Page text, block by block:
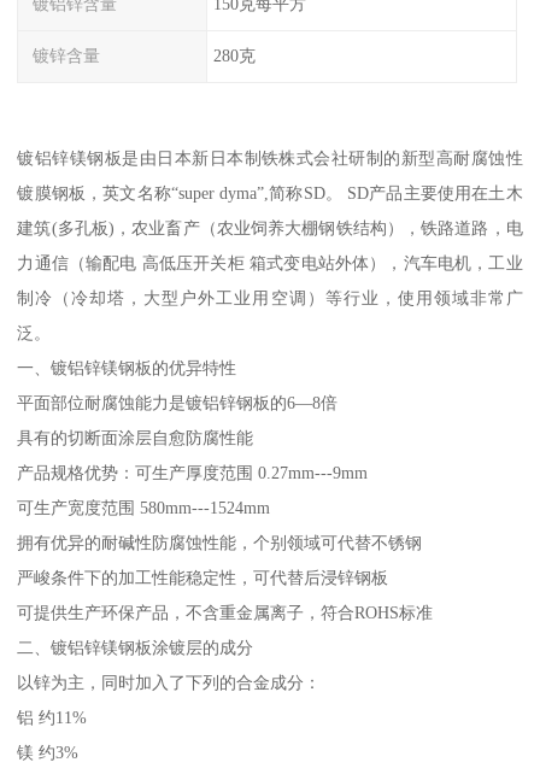
镀铝锌含量 150克每平方
镀锌含量 280克
镀铝锌镁钢板是由日本新日本制铁株式会社研制的新型高耐腐蚀性
镀膜钢板，英文名称“super dyma”,简称SD。 SD产品主要使用在土木
建筑(多孔板)，农业畜产（农业饲养大棚钢铁结构），铁路道路，电
力通信（输配电 高低压开关柜 箱式变电站外体），汽车电机，工业
制冷（冷却塔，大型户外工业用空调）等行业，使用领域非常广
泛。
一、镀铝锌镁钢板的优异特性
平面部位耐腐蚀能力是镀铝锌钢板的6—8倍
具有的切断面涂层自愈防腐性能
产品规格优势：可生产厚度范围 0.27mm---9mm
可生产宽度范围 580mm---1524mm
拥有优异的耐碱性防腐蚀性能，个别领域可代替不锈钢
严峻条件下的加工性能稳定性，可代替后浸锌钢板
可提供生产环保产品，不含重金属离子，符合ROHS标准
二、镀铝锌镁钢板涂镀层的成分
以锌为主，同时加入了下列的合金成分：
铝 约11%
镁 约3%